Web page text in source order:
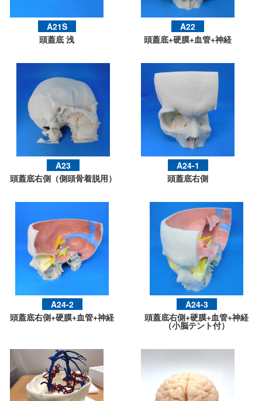
A21S
頭蓋底 浅
A22
頭蓋底+硬膜+血管+神経
A23
頭蓋底右側（側頭骨着脱用）
A24-1
頭蓋底右側
A24-2
頭蓋底右側+硬膜+血管+神経
A24-3
頭蓋底右側+硬膜+血管+神経
（小脳テント付）